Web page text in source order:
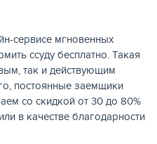
сервисе мгновенных
ссуду бесплатно. Такая
так и действующим
постоянные заемщики
со скидкой от 30 до 80%
в качестве благодарности